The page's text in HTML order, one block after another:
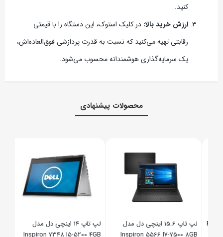
کنید.
ارزش خرید بالا: در کلیک استوک، این دستگاه را با قیمتی
رقابتی تهیه می‌کنید که نسبت به قدرت پردازشی فوق‌العاده‌اش،
یک سرمایه‌گذاری هوشمندانه محسوب می‌شود.
محصولات پیشنهادی
لپ تاپ 15.6 اینچی دل مدل
Inspiron 5566 I7-7500 8GB
لپ تاپ 14 اینچی دل مدل
Inspiron 7348 I5-5200 4GB